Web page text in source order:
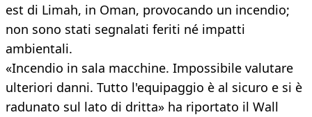
est di Limah, in Oman, provocando un incendio;
non sono stati segnalati feriti né impatti
ambientali.
«Incendio in sala macchine. Impossibile valutare
ulteriori danni. Tutto l'equipaggio è al sicuro e si è
radunato sul lato di dritta» ha riportato il Wall